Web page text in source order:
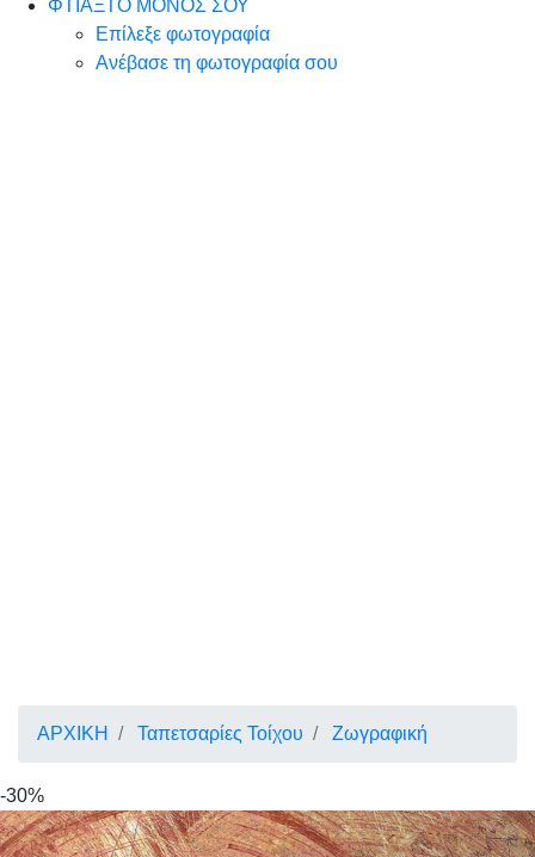
ΦΤΙΑΞΤΟ ΜΟΝΟΣ ΣΟΥ
Επίλεξε φωτογραφία
Ανέβασε τη φωτογραφία σου
ΑΡΧΙΚΗ Ταπετσαρίες Τοίχου Ζωγραφική
-30%